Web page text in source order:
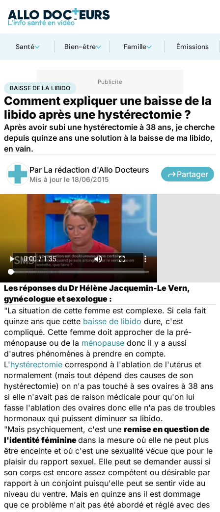
Santé Bien-être Famille Émissions
AccueilSanté MaladiesBaisse de la libido
BAISSE DE LA LIBIDO
Comment expliquer une baisse de la
libido après une hystérectomie ?
Après avoir subi une hystérectomie à 38 ans, je cherche
depuis quinze ans une solution à la baisse de ma libido,
en vain.
Par La rédaction d'Allo Docteurs
Mis à jour le 18/06/2015
Partager
Les réponses du Dr Hélène Jacquemin-Le Vern,
gynécologue et sexologue :
"La situation de cette femme est complexe. Si cela fait
quinze ans que cette baisse de libido dure, c'est
compliqué. Cette femme doit approcher de la pré-
ménopause ou de la ménopause donc il y a aussi
d'autres phénomènes à prendre en compte.
L'hystérectomie correspond à l'ablation de l'utérus et
normalement (mais tout dépend des causes de son
hystérectomie) on n'a pas touché à ses ovaires à 38 ans
si elle n'avait pas de raison médicale pour qu'on lui
fasse l'ablation des ovaires donc elle n'a pas de troubles
hormonaux qui puissent diminuer sa libido.
"Mais psychiquement, c'est une remise en question de
l'identité fémininedans la mesure où elle ne peut plus
être enceinte et où c'est une sexualité vécue que pour le
plaisir du rapport sexuel. Elle peut se demander aussi si
son corps est encore assez compétent ou désirable par
rapport à un conjoint puisqu'elle peut se sentir vide au
niveau du ventre. Mais en quinze ans il est dommage
que ce problème n'ait pas été abordé et réglé avec des